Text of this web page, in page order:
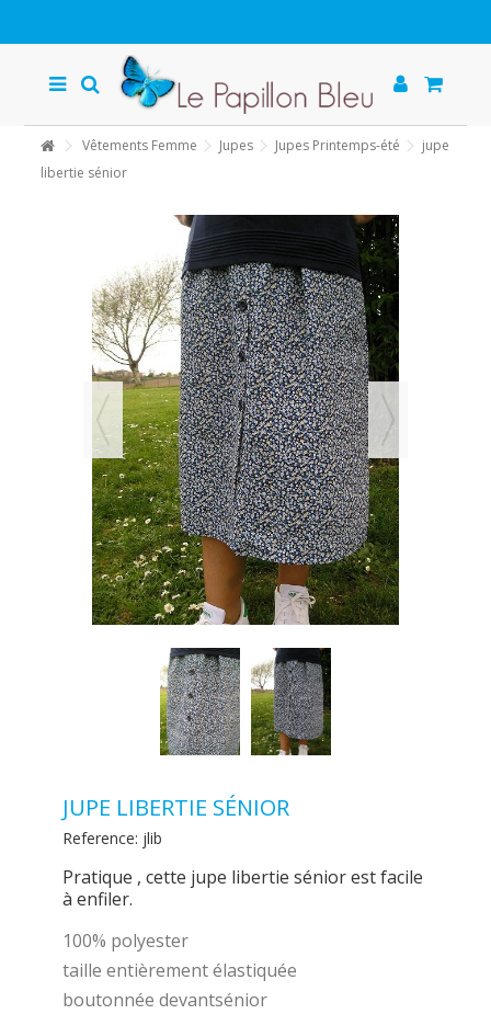
Vêtements Femme Jupes Jupes Printemps-été
jupe
libertie sénior
JUPE LIBERTIE SÉNIOR
Reference: jlib
Pratique , cette jupe libertie sénior est facile
à enfiler.
100% polyester
taille entièrement élastiquée
boutonnée devantsénior